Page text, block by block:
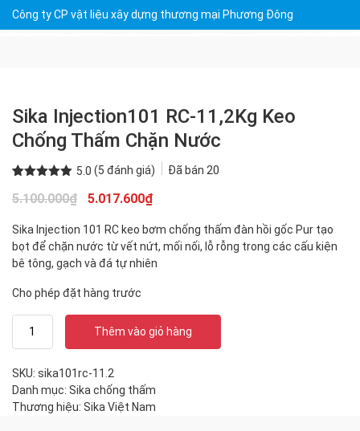
Công ty CP vật liệu xây dựng thương mại Phương Đông
Sika Injection101 RC-11,2Kg Keo
Chống Thấm Chặn Nước
5.0
dựa trên
(5 đánh giá) Đã bán 20
5.100.000₫
Giá
là:
5.100.000₫.
5.017.600₫Giá
tại
là:
5.017.600₫.
Sika Injection 101 RC keo bơm chống thấm đàn hồi gốc Pur tạo
bọt để chặn nước từ vết nứt, mối nối, lỗ rỗng trong các cấu kiện
bê tông, gạch và đá tự nhiên
Cho phép đặt hàng trước
Injection101
11,2Kg
keo
chống
Thêm vào giỏ hàng
SKU: sika101rc-11.2
Danh mục: Sika chống thấm
Thương hiệu: Sika Việt Nam